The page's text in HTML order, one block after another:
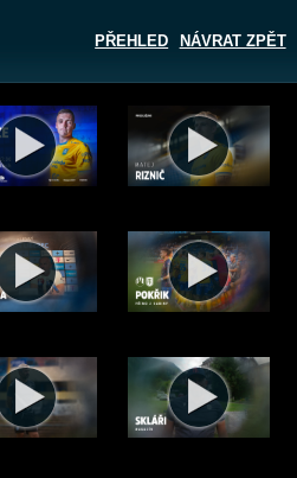
NÁVRAT ZPĚT
PŘEHLED